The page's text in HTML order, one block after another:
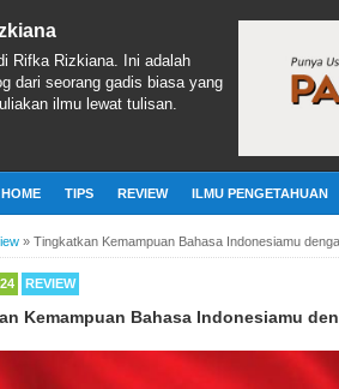
Rifka Rizkiana. Ini adalah
dari seorang gadis biasa yang
ilmu lewat tulisan.
HOME TIPS REVIEW ILMU PENGETAHUAN
» Tingkatkan Kemampuan Bahasa Indonesiamu
REVIEW
Kemampuan Bahasa Indonesiamu